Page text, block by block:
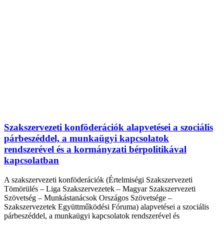
Szakszervezeti konföderációk alapvetései a szociális
párbeszéddel, a munkaügyi kapcsolatok
rendszerével és a kormányzati bérpolitikával
kapcsolatban
A szakszervezeti konföderációk (Értelmiségi Szakszervezeti
Tömörülés – Liga Szakszervezetek – Magyar Szakszervezeti
Szövetség – Munkástanácsok Országos Szövetsége –
Szakszervezetek Együttműködési Fóruma) alapvetései a szociális
párbeszéddel, a munkaügyi kapcsolatok rendszerével és